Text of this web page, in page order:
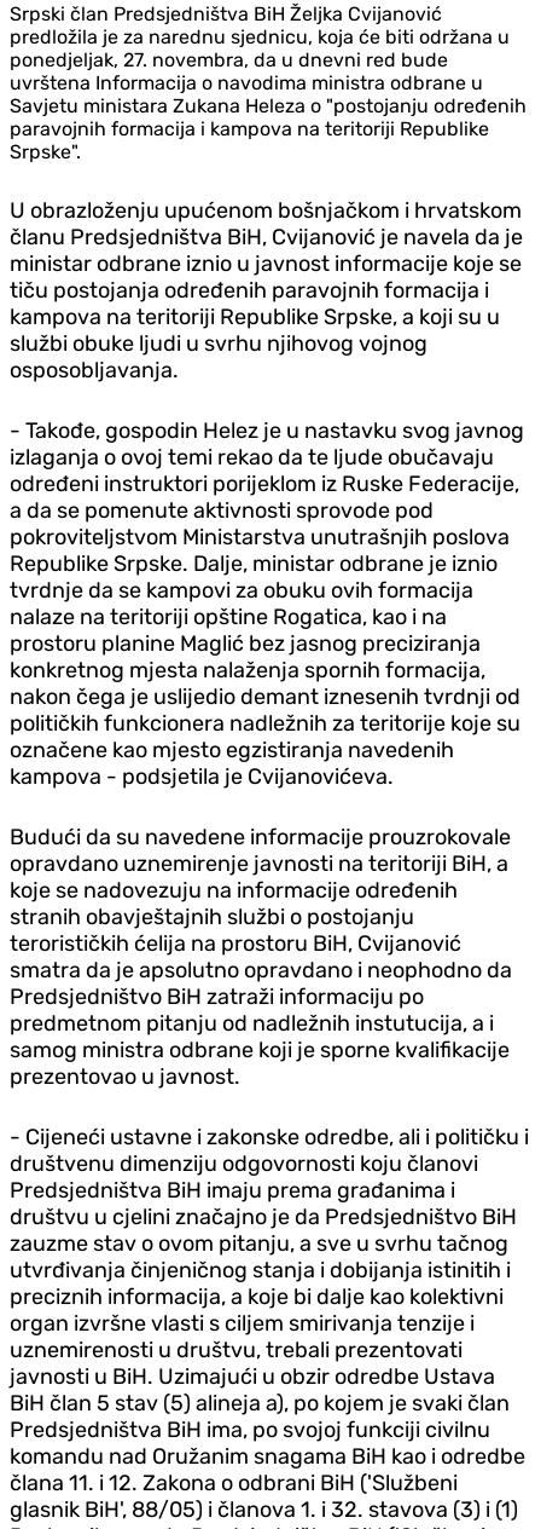
Srpski član Predsjedništva BiH Željka Cvijanović
predložila je za narednu sjednicu, koja će biti održana u
ponedjeljak, 27. novembra, da u dnevni red bude
uvrštena Informacija o navodima ministra odbrane u
Savjetu ministara Zukana Heleza o "postojanju određenih
paravojnih formacija i kampova na teritoriji Republike
Srpske".
U obrazloženju upućenom bošnjačkom i hrvatskom
članu Predsjedništva BiH, Cvijanović je navela da je
ministar odbrane iznio u javnost informacije koje se
tiču postojanja određenih paravojnih formacija i
kampova na teritoriji Republike Srpske, a koji su u
službi obuke ljudi u svrhu njihovog vojnog
osposobljavanja.
- Takođe, gospodin Helez je u nastavku svog javnog
izlaganja o ovoj temi rekao da te ljude obučavaju
određeni instruktori porijeklom iz Ruske Federacije,
a da se pomenute aktivnosti sprovode pod
pokroviteljstvom Ministarstva unutrašnjih poslova
Republike Srpske. Dalje, ministar odbrane je iznio
tvrdnje da se kampovi za obuku ovih formacija
nalaze na teritoriji opštine Rogatica, kao i na
prostoru planine Maglić bez jasnog preciziranja
konkretnog mjesta nalaženja spornih formacija,
nakon čega je uslijedio demant iznesenih tvrdnji od
političkih funkcionera nadležnih za teritorije koje su
označene kao mjesto egzistiranja navedenih
kampova - podsjetila je Cvijanovićeva.
Budući da su navedene informacije prouzrokovale
opravdano uznemirenje javnosti na teritoriji BiH, a
koje se nadovezuju na informacije određenih
stranih obavještajnih službi o postojanju
terorističkih ćelija na prostoru BiH, Cvijanović
smatra da je apsolutno opravdano i neophodno da
Predsjedništvo BiH zatraži informaciju po
predmetnom pitanju od nadležnih instutucija, a i
samog ministra odbrane koji je sporne kvalifikacije
prezentovao u javnost.
- Cijeneći ustavne i zakonske odredbe, ali i političku i
društvenu dimenziju odgovornosti koju članovi
Predsjedništva BiH imaju prema građanima i
društvu u cjelini značajno je da Predsjedništvo BiH
zauzme stav o ovom pitanju, a sve u svrhu tačnog
utvrđivanja činjeničnog stanja i dobijanja istinitih i
preciznih informacija, a koje bi dalje kao kolektivni
organ izvršne vlasti s ciljem smirivanja tenzije i
uznemirenosti u društvu, trebali prezentovati
javnosti u BiH. Uzimajući u obzir odredbe Ustava
BiH član 5 stav (5) alineja a), po kojem je svaki član
Predsjedništva BiH ima, po svojoj funkciji civilnu
komandu nad Oružanim snagama BiH kao i odredbe
člana 11. i 12. Zakona o odbrani BiH ('Službeni
glasnik BiH', 88/05) i članova 1. i 32. stavova (3) i (1)